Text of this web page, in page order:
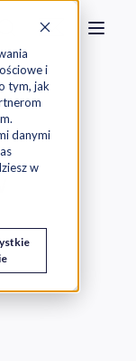
i
tym, jak
danymi
w
Szukaj na stronie
Skontaktuj